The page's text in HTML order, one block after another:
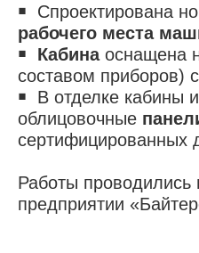
￭ Спроектирована
рабочего места
￭ Кабинаоснащена
составом приборов)
￭ В отделке кабины
облицовочные
сертифицированных
Работы проводились
предприятии